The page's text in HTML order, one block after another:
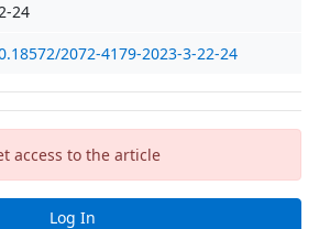
24
2072-4179-2023-3-22-24
access to the article
Log In